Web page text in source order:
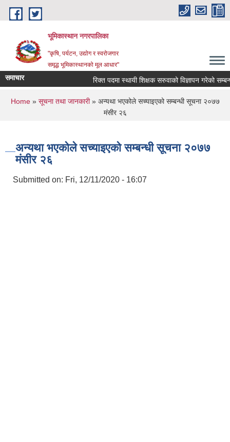
Skip to main content
भूमिकास्थान नगरपालिका
"कृषि, पर्यटन, उद्योग र स्वरोजगार
समृद्ध भूमिकास्थानको मूल आधार"
समाचार रिक्त पदमा स्थायी शिक्षक सरुवाको विज्ञापन गरेको
You are here
Home» सूचना तथा जानकारी» अन्यथा भएकोले सच्याइएको सम्बन्धी सूचना २०७७
मंसीर २६
अन्यथा भएकोले सच्याइएको सम्बन्धी सूचना २०७७
मंसीर २६
Submitted on: Fri, 12/11/2020 - 16:07